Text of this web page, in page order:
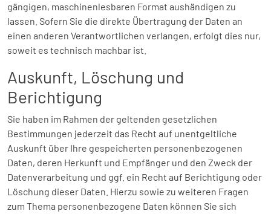
gängigen, maschinenlesbaren Format aushändigen zu
lassen. Sofern Sie die direkte Übertragung der Daten an
einen anderen Verantwortlichen verlangen, erfolgt dies nur,
soweit es technisch machbar ist.
Auskunft, Löschung und
Berichtigung
Sie haben im Rahmen der geltenden gesetzlichen
Bestimmungen jederzeit das Recht auf unentgeltliche
Auskunft über Ihre gespeicherten personenbezogenen
Daten, deren Herkunft und Empfänger und den Zweck der
Datenverarbeitung und ggf. ein Recht auf Berichtigung oder
Löschung dieser Daten. Hierzu sowie zu weiteren Fragen
zum Thema personenbezogene Daten können Sie sich